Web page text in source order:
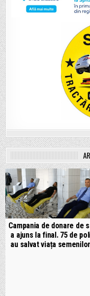
Campania de donare de
a ajuns la final. 75 de
au salvat viața